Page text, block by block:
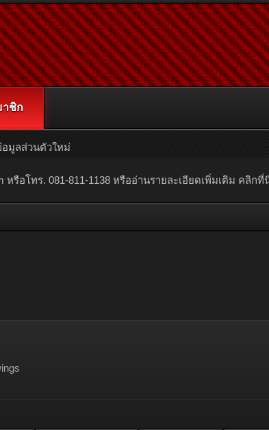
หรือโทร. 081-811-1138 หรืออ่านรายละเอียดเพิ่มเติม คลิกที่
าชิก
มูลส่วนตัวใหม่